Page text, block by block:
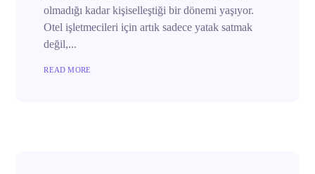
olmadığı kadar kişiselleştiği bir dönemi yaşıyor.
Otel işletmecileri için artık sadece yatak satmak
değil,...
READ MORE